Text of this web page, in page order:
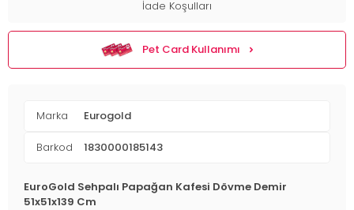
İade Koşulları
Pet Card Kullanımı
Marka Eurogold
Barkod 1830000185143
EuroGold Sehpalı Papağan Kafesi Dövme Demir
51x51x139 Cm